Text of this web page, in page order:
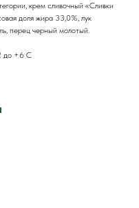
крем сливочный «Сливки
доля жира 33,0%, лук
перец черный молотый.
до +6 С